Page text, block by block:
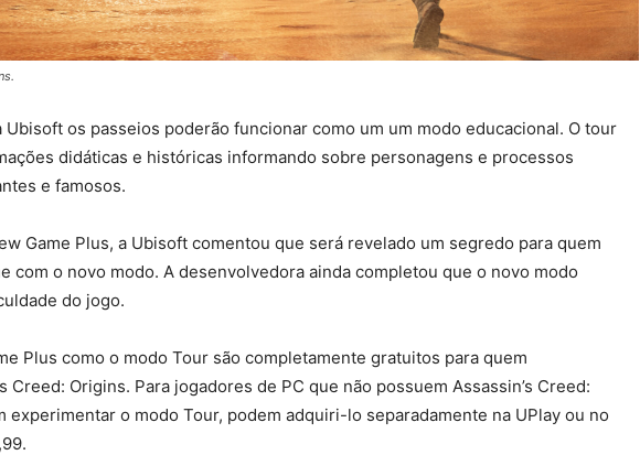
Ubisoft os passeios poderão funcionar como um um modo educacional. O tour
didáticas e históricas informando sobre personagens e processos
e famosos.
Game Plus, a Ubisoft comentou que será revelado um segredo para quem
com o novo modo. A desenvolvedora ainda completou que o novo modo
do jogo.
Plus como o modo Tour são completamente gratuitos para quem
Creed: Origins. Para jogadores de PC que não possuem Assassin’s Creed:
experimentar o modo Tour, podem adquiri-lo separadamente na UPlay ou no